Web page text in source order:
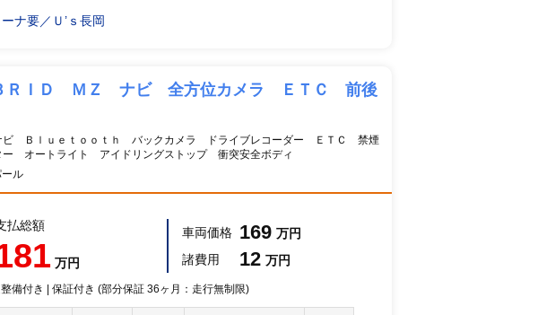
ナ要／Ｕ’ｓ長岡
ＲＩＤ ＭＺ ナビ 全方位カメラ ＥＴＣ 前後
ビ Ｂｌｕｅｔｏｏｔｈ バックカメラ ドライブレコーダー ＥＴＣ 禁煙
オートライト アイドリングストップ 衝突安全ボディ
ル
払総額
万円
車両価格 169 万円
諸費用
12 万円
備付き | 保証付き (部分保証 36ヶ月：走行無制限)